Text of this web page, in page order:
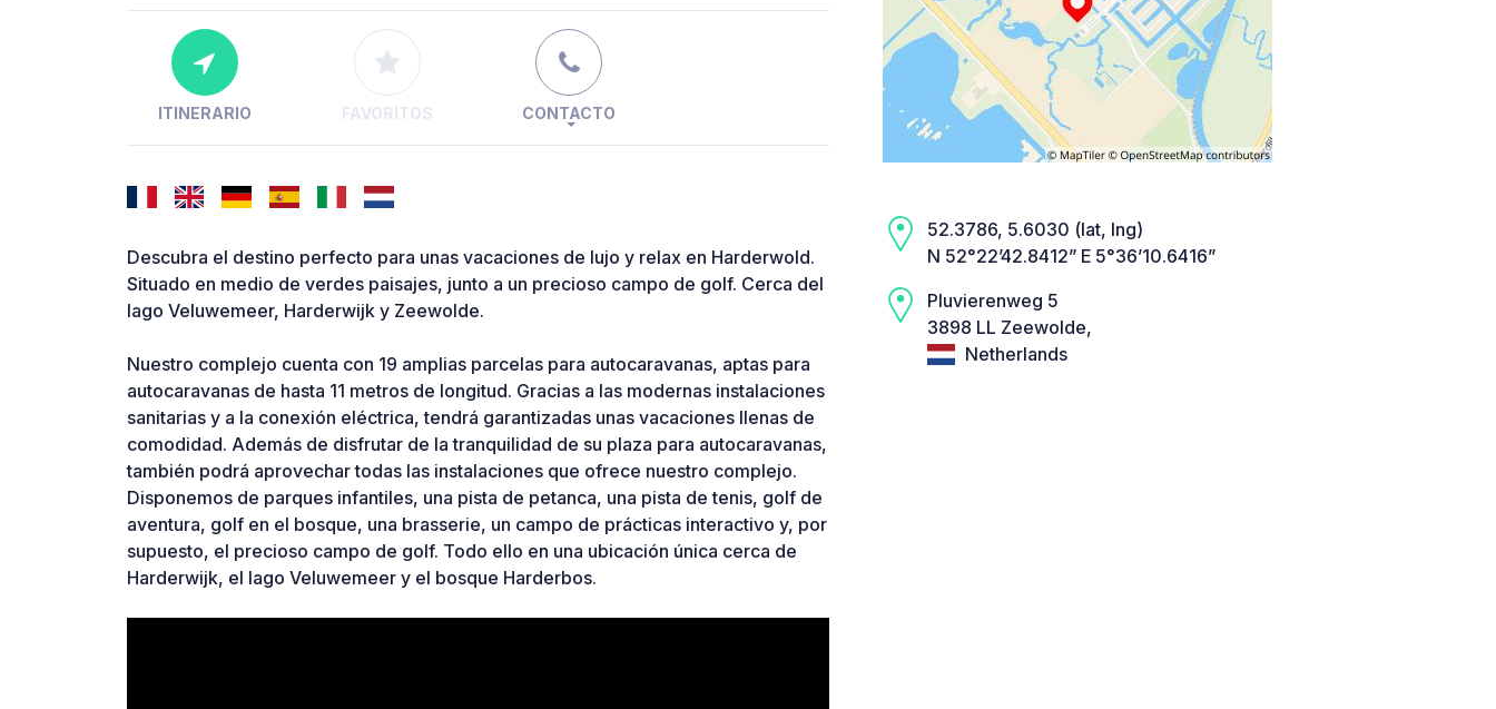
ITINERARIO FAVORITOS CONTACTO
Descubra el destino perfecto para unas vacaciones de lujo y relax en Harderwold.
Situado en medio de verdes paisajes, junto a un precioso campo de golf. Cerca del
lago Veluwemeer, Harderwijk y Zeewolde.
Nuestro complejo cuenta con 19 amplias parcelas para autocaravanas, aptas para
autocaravanas de hasta 11 metros de longitud. Gracias a las modernas instalaciones
sanitarias y a la conexión eléctrica, tendrá garantizadas unas vacaciones llenas de
comodidad. Además de disfrutar de la tranquilidad de su plaza para autocaravanas,
también podrá aprovechar todas las instalaciones que ofrece nuestro complejo.
Disponemos de parques infantiles, una pista de petanca, una pista de tenis, golf de
aventura, golf en el bosque, una brasserie, un campo de prácticas interactivo y, por
supuesto, el precioso campo de golf. Todo ello en una ubicación única cerca de
Harderwijk, el lago Veluwemeer y el bosque Harderbos.
52.3786, 5.6030 (lat, lng)
N 52°22’42.8412” E 5°36’10.6416”
Pluvierenweg 5
3898 LL Zeewolde,
Netherlands